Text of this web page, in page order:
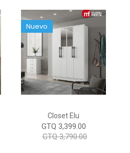
Closet Elu
Nuevo
GTQ 3,399.00
GTQ 3,790.00